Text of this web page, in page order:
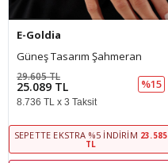
E-Goldia
Güneş Tasarım Şahmeran
25.089 TL
29.605 TL
%15
8.736 TL x 3 Taksit
SEPETTE EKSTRA %5 İNDIRIM 23.585
TL